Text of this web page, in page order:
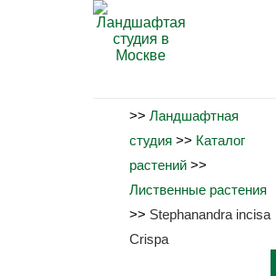
>> Ландшафтная
студия >> Каталог
растений >>
Лиственные растения
>> Stephanandra incisa
Crispa